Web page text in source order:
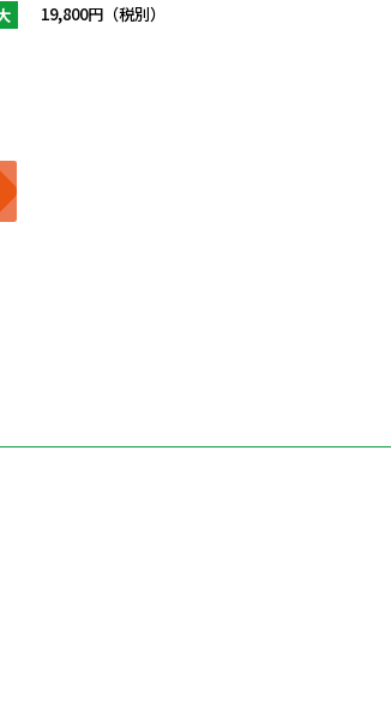
19,800円（税別）